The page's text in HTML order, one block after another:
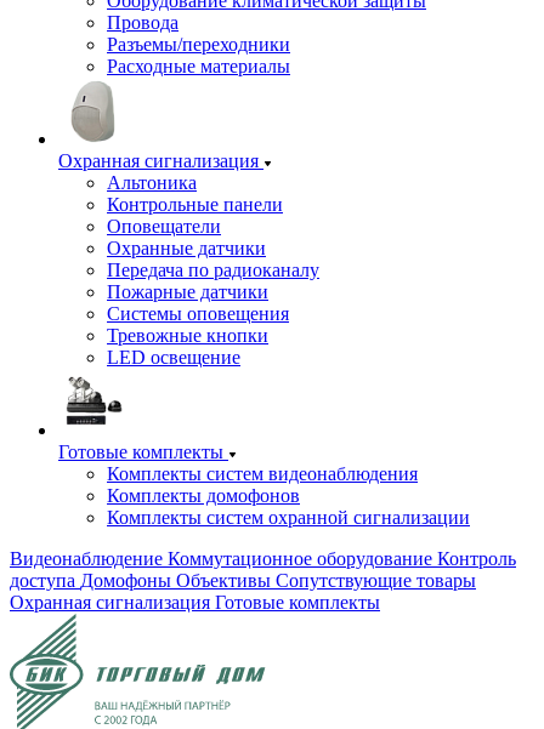
Провода
Разъемы/переходники
Расходные материалы
Охранная сигнализация
Альтоника
Контрольные панели
Оповещатели
Охранные датчики
Передача по радиоканалу
Пожарные датчики
Системы оповещения
Тревожные кнопки
LED освещение
Готовые комплекты
Комплекты систем видеонаблюдения
Комплекты домофонов
Комплекты систем охранной сигнализации
Видеонаблюдение Коммутационное оборудование Контроль
доступа Домофоны Объективы Сопутствующие товары
Охранная сигнализация Готовые комплекты